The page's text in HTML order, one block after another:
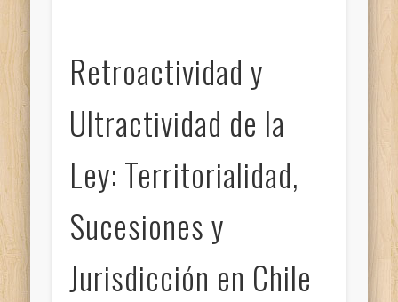
Retroactividad y
Ultractividad de la
Ley: Territorialidad,
Sucesiones y
Jurisdicción en Chile